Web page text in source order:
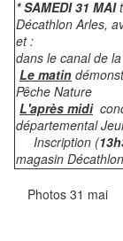
* SAMEDI 31 MAI
Décathlon Arles,
et :
dans le canal de
Le matin
Pêche Nature
L'après midi
départemental
Inscription (
magasin Décathlon